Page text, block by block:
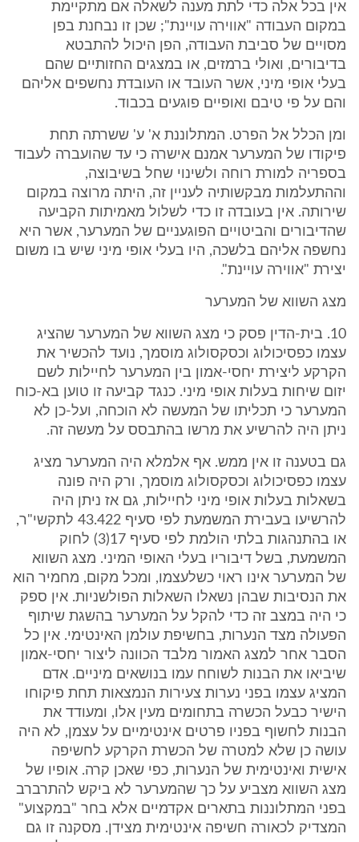
אין בכל אלה כדי לתת מענה לשאלה אם מתקיימת
במקום העבודה "אווירה עויינת"; שכן זו נבחנת בפן
מסויים של סביבת העבודה, הפן היכול להתבטא
בדיבורים, ואולי ברמזים, או במצגים החזותיים שהם
בעלי אופי מיני, אשר העובד או העובדת נחשפים אליהם
והם על פי טיבם ואופיים פוגעים בכבוד.
ומן הכלל אל הפרט. המתלוננת א' ע' ששרתה תחת
פיקודו של המערער אמנם אישרה כי עד שהועברה לעבוד
בספריה למורת רוחה ולשינוי שחל בשיבוצה,
וההתעלמות מבקשותיה לעניין זה, היתה מרוצה במקום
שירותה. אין בעובדה זו כדי לשלול מאמיתות הקביעה
שהדיבורים והביטויים הפוגעניים של המערער, אשר היא
נחשפה אליהם בלשכה, היו בעלי אופי מיני שיש בו משום
יצירת "אווירה עויינת".
מצג השווא של המערער
10. בית-הדין פסק כי מצג השווא של המערער שהציג
עצמו כפסיכולוג וכסקסולוג מוסמך, נועד להכשיר את
הקרקע ליצירת יחסי-אמון בין המערער לחיילות לשם
יזום שיחות בעלות אופי מיני. כנגד קביעה זו טוען בא-כוח
המערער כי תכליתו של המעשה לא הוכחה, ועל-כן לא
ניתן היה להרשיע את מרשו בהתבסס על מעשה זה.
גם בטענה זו אין ממש. אף אלמלא היה המערער מציג
עצמו כפסיכולוג וכסקסולוג מוסמך, ורק היה פונה
בשאלות בעלות אופי מיני לחיילות, גם אז ניתן היה
להרשיעו בעבירת המשמעת לפי סעיף 43.422 לתקשי"ר,
או בהתנהגות בלתי הולמת לפי סעיף 17(3) לחוק
המשמעת, בשל דיבוריו בעלי האופי המיני. מצג השווא
של המערער אינו ראוי כשלעצמו, ומכל מקום, מחמיר הוא
את הנסיבות שבהן נשאלו השאלות הפולשניות. אין ספק
כי היה במצב זה כדי להקל על המערער בהשגת שיתוף
הפעולה מצד הנערות, בחשיפת עולמן האינטימי. אין כל
הסבר אחר למצג האמור מלבד הכוונה ליצור יחסי-אמון
שיביאו את הבנות לשוחח עמו בנושאים מיניים. אדם
המציג עצמו בפני נערות צעירות הנמצאות תחת פיקוחו
הישיר כבעל הכשרה בתחומים מעין אלו, ומעודד את
הבנות לחשוף בפניו פרטים אינטימיים על עצמן, לא היה
עושה כן שלא למטרה של הכשרת הקרקע לחשיפה
אישית ואינטימית של הנערות, כפי שאכן קרה. אופיו של
מצג השווא מצביע על כך שהמערער לא ביקש להתרברב
בפני המתלוננות בתארים אקדמיים אלא בחר "במקצוע"
המצדיק לכאורה חשיפה אינטימית מצידן. מסקנה זו גם